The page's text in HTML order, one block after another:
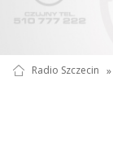
Radio Szczecin »